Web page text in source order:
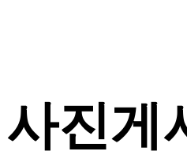
사진게